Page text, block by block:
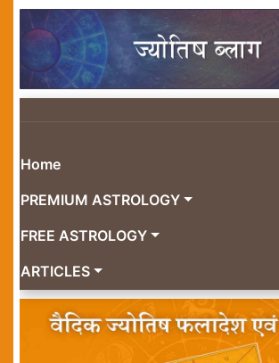
Home
PREMIUM ASTROLOGY
FREE ASTROLOGY
ARTICLES